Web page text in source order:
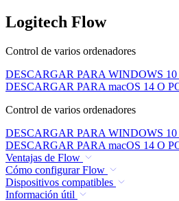
Logitech Flow
Control de varios ordenadores
DESCARGAR PARA WINDOWS 10
DESCARGAR PARA macOS 14 O
Control de varios ordenadores
DESCARGAR PARA WINDOWS 10
DESCARGAR PARA macOS 14 O
Ventajas de Flow
Cómo configurar Flow
Dispositivos compatibles
Información útil